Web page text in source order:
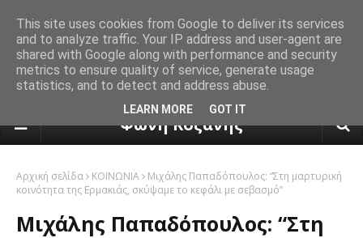
πρόγνωση καιρού από το
Φωνή Κοζάνης
Αρχική σελίδα ΚΟΙΝΩΝΙΑ
Μιχάλης Παπαδόπουλος: “Στη μαρτυρική
κοινότητα της Ερμακιάς, σκύψαμε το κεφάλι με σεβασμό”
Μιχάλης Παπαδόπουλος: “Στη
This site uses cookies from Google to deliver its services
and to analyze traffic. Your IP address and user-agent are
shared with Google along with performance and security
metrics to ensure quality of service, generate usage
statistics, and to detect and address abuse.
LEARN MORE GOT IT